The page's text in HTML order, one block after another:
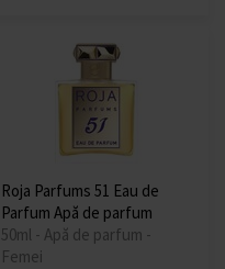
Roja Parfums 51 Eau de
Parfum Apă de parfum
50ml - Apă de parfum -
Femei